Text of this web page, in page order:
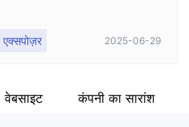
एक्सपोज़र 2025-06-29
वेबसाइट कंपनी का सारांश